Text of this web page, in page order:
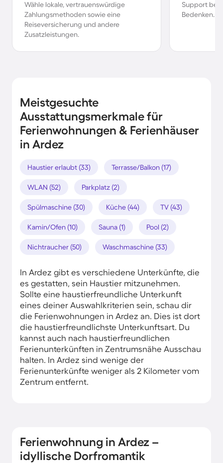
Wähle lokale, vertrauenswürdige
Zahlungsmethoden sowie eine
Reiseversicherung und andere
Zusatzleistungen.
Support bei
Bedenken.
Meistgesuchte
Ausstattungsmerkmale für
Ferienwohnungen & Ferienhäuser
in Ardez
Haustier erlaubt (33) Terrasse/Balkon (17)
WLAN (52) Parkplatz (2)
Spülmaschine (30) Küche (44) TV (43)
Kamin/Ofen (10) Sauna (1) Pool (2)
Nichtraucher (50) Waschmaschine (33)
In Ardez gibt es verschiedene Unterkünfte, die
es gestatten, sein Haustier mitzunehmen.
Sollte eine haustierfreundliche Unterkunft
eines deiner Auswahlkriterien sein, schau dir
die Ferienwohnungen in Ardez an. Dies ist dort
die haustierfreundlichste Unterkunftsart. Du
kannst auch nach haustierfreundlichen
Ferienunterkünften in Zentrumsnähe Ausschau
halten. In Ardez sind wenige der
Ferienunterkünfte weniger als 2 Kilometer vom
Zentrum entfernt.
Ferienwohnung in Ardez –
idyllische Dorfromantik